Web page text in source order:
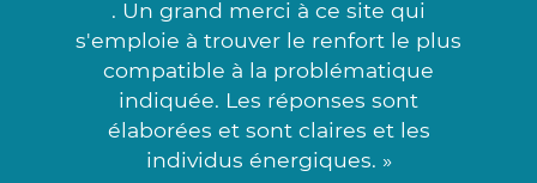
. Un grand merci à ce site qui
s'emploie à trouver le renfort le plus
compatible à la problématique
indiquée. Les réponses sont
élaborées et sont claires et les
individus énergiques. »